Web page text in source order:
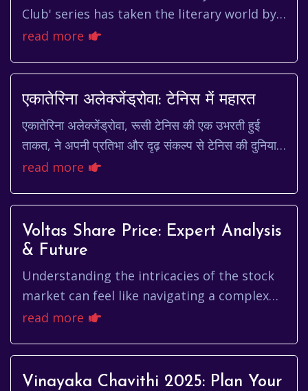
Club' series has taken the literary world by
storm, captivating readers with its blend of
read more
एकातेरिना अलेक्जेंड्रोवा: टेनिस में महारत
एकातेरिना अलेक्जेंड्रोवा, रूसी टेनिस की एक उभरती हुई
ताकत, ने अपनी प्रतिभा और दृढ़ संकल्प से टेनिस की दुनिया में
एक खास जगह बनाई है। उनकी कहानी सिर्फ ...
read more
Voltas Share Price: Expert Analysis
& Future
Understanding the intricacies of the stock
market can feel like navigating a complex
maze. For investors, especially those eyeing
read more
Vinayaka Chavithi 2025: Plan Your